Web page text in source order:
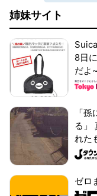
姉妹サイト
8日
だよ~
「
る」
れた
ゼロ